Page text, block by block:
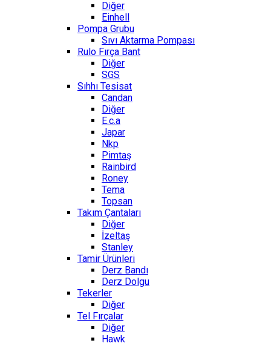
Diğer
Einhell
Pompa Grubu
Sıvı Aktarma Pompası
Rulo Fırça Bant
Diğer
SGS
Sıhhı Tesisat
Candan
Diğer
E.c.a
Japar
Nkp
Pimtaş
Rainbird
Roney
Tema
Topsan
Takım Çantaları
Diğer
İzeltaş
Stanley
Tamir Ürünleri
Derz Bandı
Derz Dolgu
Tekerler
Diğer
Tel Fırçalar
Diğer
Hawk